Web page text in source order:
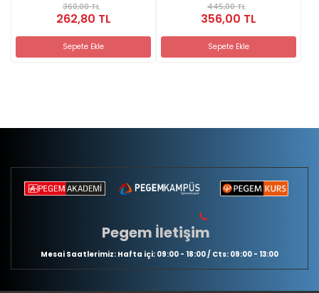
360,00 TL
262,80 TL
Sepete Ekle
445,00 TL
356,00 TL
Sepete Ekle
Pegem İletişim
Mesai Saatlerimiz: Hafta içi: 09:00 - 18:00 / Cts: 09:00 - 13:00